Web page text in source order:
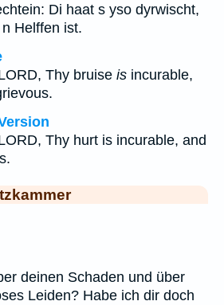
Di haat s yso dyrwischt,
Helffen ist.
Thy bruise is incurable,
Thy hurt is incurable, and
deinen Schaden und über
Leiden? Habe ich dir doch